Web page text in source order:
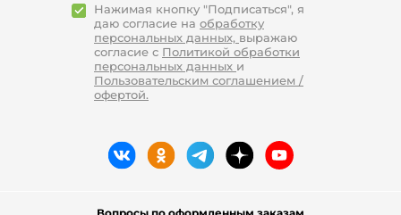
Нажимая кнопку "Подписаться", я
даю согласие на обработку
персональных данных, выражаю
согласие с Политикой обработки
персональных данных и
Пользовательским соглашением /
офертой.